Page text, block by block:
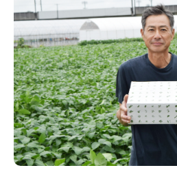
村上・関川
新発田・聖籠
胎
三条・加茂・田上
五泉・阿賀野
長岡・見附
小千谷・十日町・津南
柏崎・刈羽・出雲崎
上越・妙高・
パン・ベーカリー
タレカツ・豚カ
旨辛・激辛
定食・町定食 海
日本酒・新潟清酒
ワイン・クラフ
ケーキ・パフェ
ビアガーデン・暑
忘新年会・歓送迎会
リバーサイド千秋
パティオPATIO
官公庁・自治体
新潟市 チラシ
上越・妙高・糸魚川 チラシ
注
火曜セール
オープン・リニューア
周年祭・感謝祭セール
年末・初売